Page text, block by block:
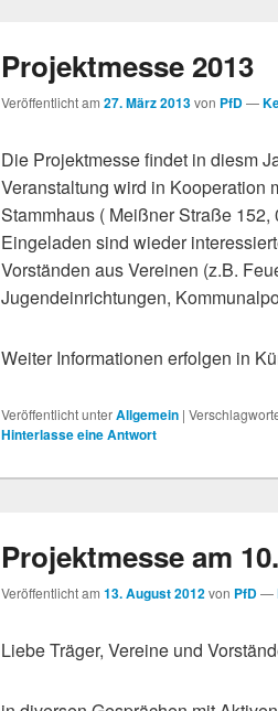
Projektmesse 2013
Veröffentlicht am 27. März 2013von PfD—
Die Projektmesse findet in diesm
Veranstaltung wird in Kooperation
Stammhaus ( Meißner Straße
Eingeladen sind wieder
Vorständen aus Vereinen (z.B.
Jugendeinrichtungen,
Weiter Informationen erfolgen in
Veröffentlicht unterAllgemein |
Hinterlasse eine Antwort
Projektmesse am
Veröffentlicht am 13. August 2012von PfD—
Liebe Träger, Vereine und